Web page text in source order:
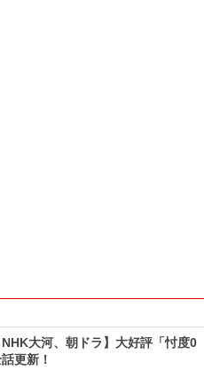
NHK大河、朝ドラ】大好評「忖度0
更新！